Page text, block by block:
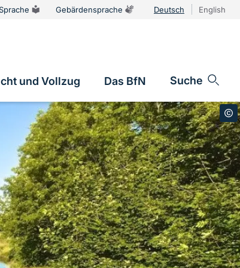
Gebärdensprache Deutsch English
und Vollzug Das BfN Suche